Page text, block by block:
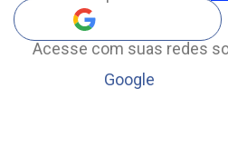
Acesse com suas redes
Google